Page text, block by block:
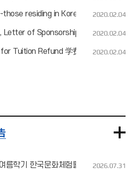
those residing in Korea with F-4, E-
2020.02.04
Letter of Sponsorship/Guarantee)
2020.02.04
Tuition Refund 学费退还申请表)
2020.02.04
름학기 한국문화체험활동 & 본교 탐
2026.07.31